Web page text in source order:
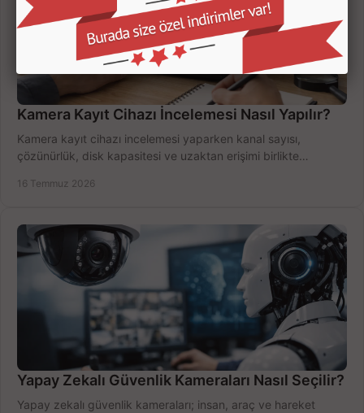
Kamera Kayıt Cihazı İncelemesi Nasıl Yapılır?
Kamera kayıt cihazı incelemesi yaparken kanal sayısı,
çözünürlük, disk kapasitesi ve uzaktan erişimi birlikte
16 Temmuz 2026
Yapay Zekalı Güvenlik Kameraları Nasıl Seçilir?
Yapay zekalı güvenlik kameraları; insan, araç ve hareket